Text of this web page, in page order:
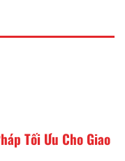
Tối Ưu Cho Giao